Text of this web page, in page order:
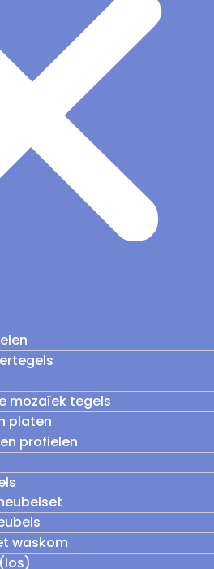
mozaïek tegels
platen
profielen
waskom